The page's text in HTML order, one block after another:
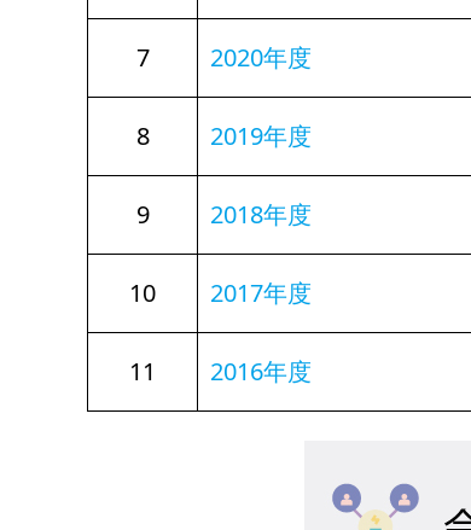
7 2020年度
8 2019年度
9 2018年度
10 2017年度
11 2016年度